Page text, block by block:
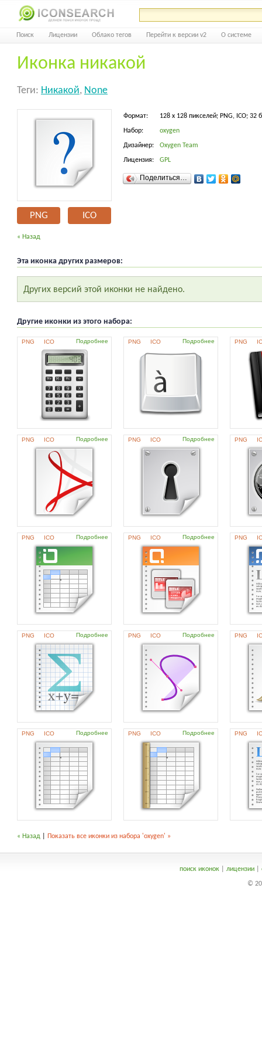
Поиск Лицензии Облако тегов Перейти к версии v2 О системе
Иконка никакой
Теги: Никакой, None
PNG ICO
Формат: 128 x 128 пикселей; PNG, ICO; 32
Набор: oxygen
Дизайнер: Oxygen Team
Лицензия: GPL
Поделиться…
« Назад
Эта иконка других размеров:
Других версий этой иконки не найдено.
Другие иконки из этого набора:
PNG ICO Подробнее PNG ICO Подробнее PNG
PNG ICO Подробнее PNG ICO Подробнее PNG
PNG ICO Подробнее PNG ICO Подробнее PNG
PNG ICO Подробнее PNG ICO Подробнее PNG
PNG ICO Подробнее PNG ICO Подробнее PNG
« Назад Показать все иконки из набора 'oxygen' »
поиск иконок| лицензии|
©